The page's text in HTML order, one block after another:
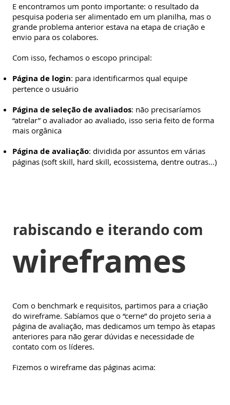
E encontramos um ponto importante: o resultado da
pesquisa poderia ser alimentado em um planilha, mas o
grande problema anterior estava na etapa de criação e
envio para os colabores.
Com isso, fechamos o escopo principal:
Página de login: para identificarmos qual equipe
pertence o usuário
Página de seleção de avaliados: não precisaríamos
“atrelar” o avaliador ao avaliado, isso seria feito de forma
mais orgânica
Página de avaliação: dividida por assuntos em várias
páginas (soft skill, hard skill, ecossistema, dentre outras...)
rabiscando e iterando com
wireframes
Com o benchmark e requisitos, partimos para a criação
do wireframe. Sabíamos que o “cerne” do projeto seria a
página de avaliação, mas dedicamos um tempo às etapas
anteriores para não gerar dúvidas e necessidade de
contato com os líderes.
Fizemos o wireframe das páginas acima: